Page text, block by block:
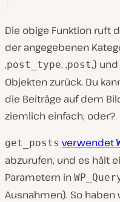
Die obige Funktion ruft
der angegebenen
‚post_type‚ ‚post‚)
Objekten zurück. Du
die Beiträge auf dem
ziemlich einfach, oder?
get_posts verwendet
abzurufen, und es hält
Parametern in
Ausnahmen). So haben